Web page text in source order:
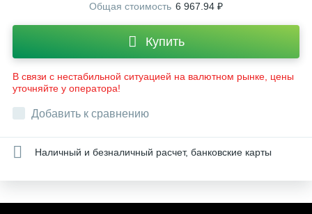
Общая стоимость 6 967.94 ₽
Купить
В связи с нестабильной ситуацией на валютном рынке, цены
уточняйте у оператора!
Добавить к сравнению
Наличный и безналичный расчет, банковские карты